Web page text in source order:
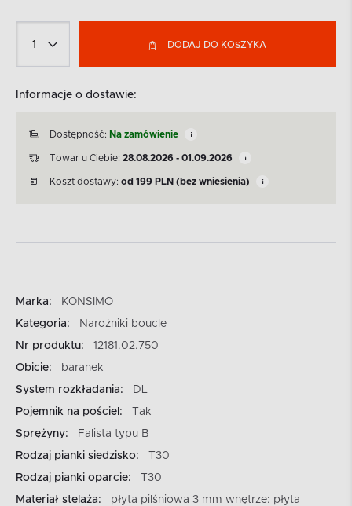
DODAJ DO KOSZYKA
Informacje o dostawie:
Dostępność: Na zamówienie
Towar u Ciebie: 28.08.2026 - 01.09.2026
Koszt dostawy: od 199 PLN (bez wniesienia)
Marka:
KONSIMO
Kategoria:
Narożniki boucle
Nr produktu:
12181.02.750
Obicie:
baranek
System rozkładania:
DL
Pojemnik na pościel:
Tak
Sprężyny:
Falista typu B
Rodzaj pianki siedzisko:
T30
Rodzaj pianki oparcie:
T30
Materiał stelaża:
płyta pilśniowa 3 mm wnętrze: płyta